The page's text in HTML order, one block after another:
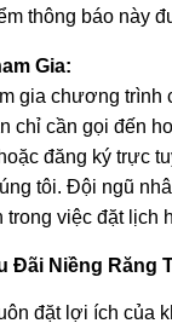
thông báo này
Gia:
gia chương trình
chỉ cần gọi đến
đăng ký trực
tôi. Đội ngũ
trong việc đặt lịch
Đãi Niềng Răng
đặt lợi ích của